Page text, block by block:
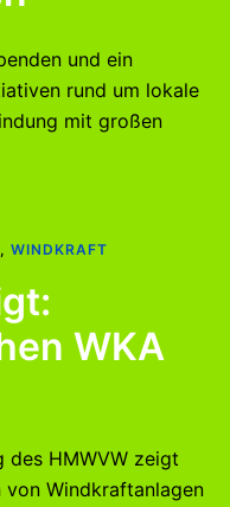
und ein
rund um lokale
mit großen
, WINDKRAFT
WKA
des HMWVW zeigt
von Windkraftanlagen